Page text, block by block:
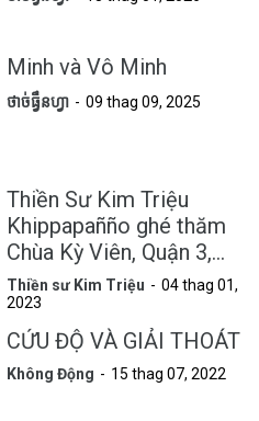
Minh và Vô Minh
ថាច់ធ្វឹនហ្វា 09 thag 09, 2025
Thiền Sư Kim Triệu
Khippapañño ghé thăm
Chùa Kỳ Viên, Quận 3,
Tp.HCM
Thiền sư Kim Triệu
04 thag 01,
2023
CỨU ĐỘ VÀ GIẢI THOÁT
Không Động 15 thag 07, 2022